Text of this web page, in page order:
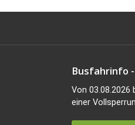
Busfahrinfo -
Von
einer